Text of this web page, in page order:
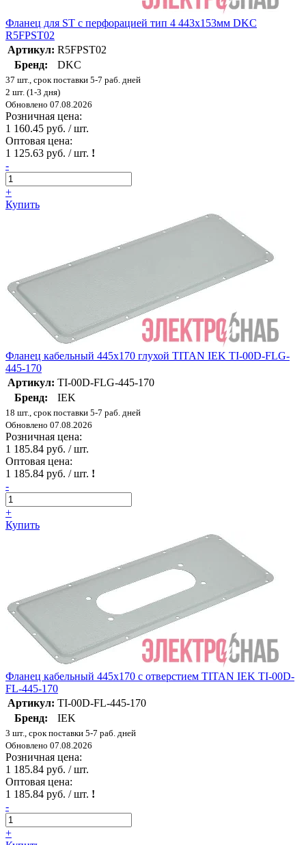
Фланец для ST с перфорацией тип 4 443х153мм DKC
R5FPST02
Артикул: R5FPST02
Бренд:
DKC
37 шт., срок поставки 5-7 раб. дней
2 шт. (1-3 дня)
Обновлено 07.08.2026
Розничная цена:
1 160.45 руб. / шт.
Оптовая цена:
1 125.63 руб. / шт. !
-
+
Купить
Фланец кабельный 445х170 глухой TITAN IEK TI-00D-FLG-
445-170
Артикул: TI-00D-FLG-445-170
Бренд:
IEK
18 шт., срок поставки 5-7 раб. дней
Обновлено 07.08.2026
Розничная цена:
1 185.84 руб. / шт.
Оптовая цена:
1 185.84 руб. / шт. !
-
+
Купить
Фланец кабельный 445х170 с отверстием TITAN IEK TI-00D-
FL-445-170
Артикул: TI-00D-FL-445-170
Бренд:
IEK
3 шт., срок поставки 5-7 раб. дней
Обновлено 07.08.2026
Розничная цена:
1 185.84 руб. / шт.
Оптовая цена:
1 185.84 руб. / шт. !
-
+